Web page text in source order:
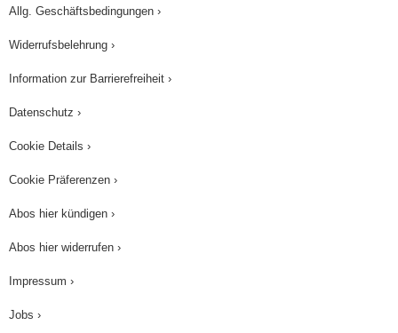
Allg. Geschäftsbedingungen ›
Widerrufsbelehrung ›
Information zur Barrierefreiheit ›
Datenschutz ›
Cookie Details ›
Cookie Präferenzen ›
Abos hier kündigen ›
Abos hier widerrufen ›
Impressum ›
Jobs ›